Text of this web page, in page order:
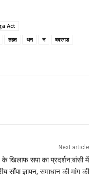
Act
तहत थन न
बदरगड
Next article
के खिलाफ सपा का प्रदर्शन:बांसी में
सौंपा ज्ञापन, समाधान की मांग की